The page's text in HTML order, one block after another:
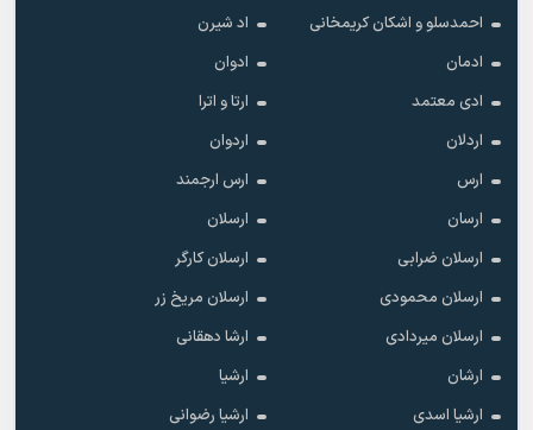
احمدسلو و اشکان کریمخانی
اد شیرن
ادمان
ادوان
ادی معتمد
ارتا و اترا
اردلان
اردوان
ارس
ارس ارجمند
ارسان
ارسلان
ارسلان ضرابی
ارسلان کارگر
ارسلان محمودی
ارسلان مریخ زر
ارسلان میردادی
ارشا دهقانی
ارشان
ارشیا
ارشیا اسدی
ارشیا رضوانی